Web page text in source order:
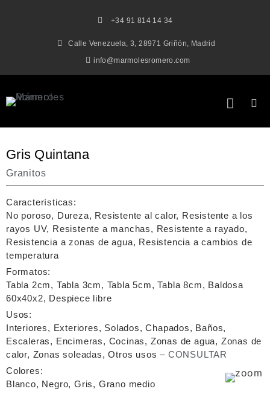
+34 91 814 14 34
Calle Venezuela, 3, 28971 Griñón, Madrid
info@marmolesromero.com
Gris Quintana
Granitos
Características:
No poroso, Dureza, Resistente al calor, Resistente a los
rayos UV, Resistente a manchas, Resistente a rayado,
Resistencia a zonas de agua, Resistencia a cambios de
temperatura
Formatos:
Tabla 2cm, Tabla 3cm, Tabla 5cm, Tabla 8cm, Baldosa
60x40x2, Despiece libre
Usos:
Interiores, Exteriores, Solados, Chapados, Baños,
Escaleras, Encimeras, Cocinas, Zonas de agua, Zonas de
calor, Zonas soleadas, Otros usos – CONSULTAR
Colores:
Blanco, Negro, Gris, Grano medio